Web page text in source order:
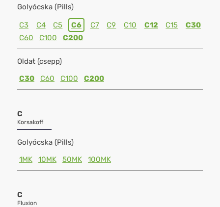
Golyócska (Pills)
C3 C4 C5 C6 C7 C9 C10 C12 C15
C30
C60
C100 C200
Oldat (csepp)
C30
C60 C100 C200
C
Korsakoff
Golyócska (Pills)
1MK
10MK 50MK 100MK
C
Fluxion